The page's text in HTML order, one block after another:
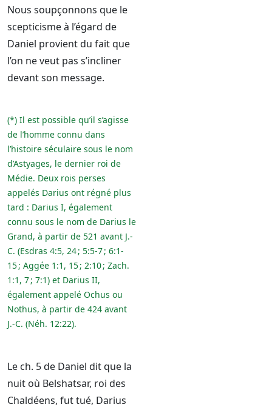
Nous soupçonnons que le
scepticisme à l’égard de
Daniel provient du fait que
l’on ne veut pas s’incliner
devant son message.
(*) Il est possible qu’il s’agisse
de l’homme connu dans
l’histoire séculaire sous le nom
d’Astyages, le dernier roi de
Médie. Deux rois perses
appelés Darius ont régné plus
tard : Darius I, également
connu sous le nom de Darius le
Grand, à partir de 521 avant J.-
C. (Esdras 4:5, 24 ; 5:5-7 ; 6:1-
15 ; Aggée 1:1, 15 ; 2:10 ; Zach.
1:1, 7 ; 7:1) et Darius II,
également appelé Ochus ou
Nothus, à partir de 424 avant
J.-C. (Néh. 12:22).
Le ch. 5 de Daniel dit que la
nuit où Belshatsar, roi des
Chaldéens, fut tué, Darius